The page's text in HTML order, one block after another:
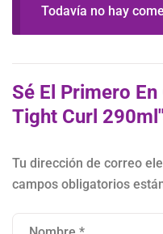
Todavía no hay
Sé El Primero
Tight Curl 290ml"
Tu dirección de correo
campos obligatorios